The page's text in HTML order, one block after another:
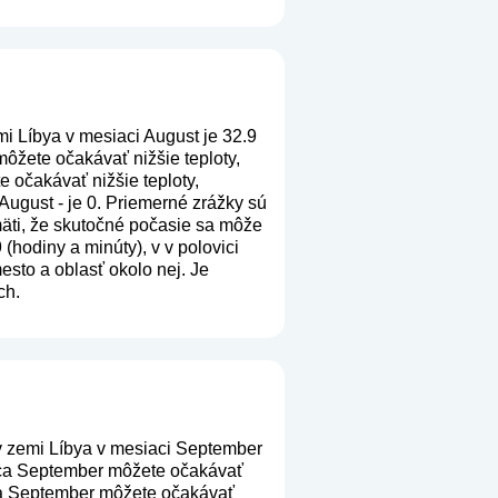
Líbya v mesiaci August je 32.9
očakávať nižšie teploty,
očakávať nižšie teploty,
- je 0. Priemerné zrážky sú
že skutočné počasie sa môže
a minúty), v v polovici
a oblasť okolo nej. Je
Líbya v mesiaci September
September môžete očakávať
môžete očakávať